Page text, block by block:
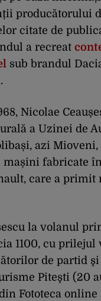
producătorului
citate de
a recreat
sub brandul
Nicolae
a Uzinei de
azi Mioveni,
fabricate
care a primit
la volanul
1100, cu prilejul
de partid şi
Piteşti (20
Fototeca online